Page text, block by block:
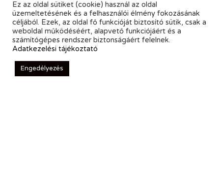
Ez az oldal sütiket (cookie) használ az oldal
üzemeltetésének és a felhasználói élmény fokozásának
céljából. Ezek, az oldal fő funkcióját biztosító sütik, csak a
weboldal működéséért, alapvető funkciójáért és a
számítógépes rendszer biztonságáért felelnek.
Adatkezelési tájékoztató
Engedélyezés